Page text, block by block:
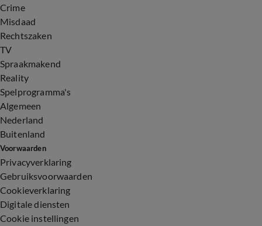
Crime
Misdaad
Rechtszaken
TV
Spraakmakend
Reality
Spelprogramma's
Algemeen
Nederland
Buitenland
Voorwaarden
Privacyverklaring
Gebruiksvoorwaarden
Cookieverklaring
Digitale diensten
Cookie instellingen